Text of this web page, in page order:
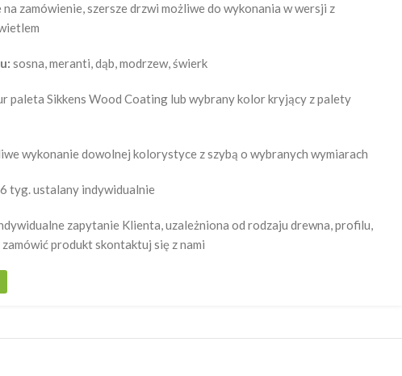
zamówienie, szersze drzwi możliwe do wykonania w wersji z
sosna, meranti, dąb, modrzew, świerk
paleta Sikkens Wood Coating lub wybrany kolor kryjący z palety
wykonanie dowolnej kolorystyce z szybą o wybranych wymiarach
tyg. ustalany indywidualnie
zapytanie Klienta, uzależniona od rodzaju drewna, profilu,
produkt skontaktuj się z nami